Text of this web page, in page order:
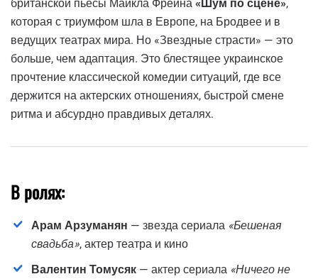
британской пьесы Майкла Фрейна «Шум по сцене»,
которая с триумфом шла в Европе, на Бродвее и в
ведущих театрах мира. Но «Звездные страсти» — это
больше, чем адаптация. Это блестящее украинское
прочтение классической комедии ситуаций, где все
держится на актерских отношениях, быстрой смене
ритма и абсурдно правдивых деталях.
В ролях:
Арам Арзуманян — звезда сериала «Бешеная
свадьба», актер театра и кино
Валентин Томусяк — актер сериала «Ничего не